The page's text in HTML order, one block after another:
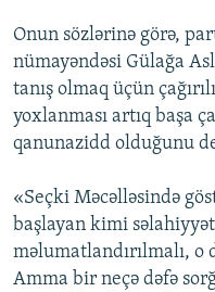
Onun sözlərinə görə,
nümayəndəsi Gülağa
tanış olmaq üçün
yoxlanması artıq başa
qanunazidd olduğunu
«Seçki Məcəlləsində
başlayan kimi
məlumatlandırılmalı,
Amma bir neçə dəfə